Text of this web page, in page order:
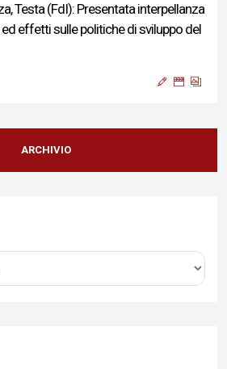
Testa (FdI): Presentata interpellanza
effetti sulle politiche di sviluppo del
“Profondo cordoglio e vicinanza al
sua famiglia”
Natali": modifiche temporanee alla
ARCHIVIO